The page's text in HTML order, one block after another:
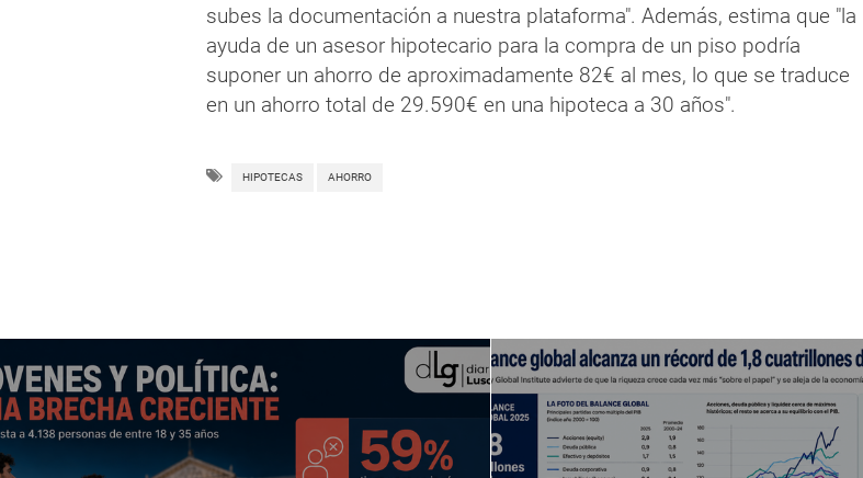
subes la documentación a nuestra plataforma". Además, estima que "la
ayuda de un asesor hipotecario para la compra de un piso podría
suponer un ahorro de aproximadamente 82€ al mes, lo que se traduce
en un ahorro total de 29.590€ en una hipoteca a 30 años".
HIPOTECAS AHORRO